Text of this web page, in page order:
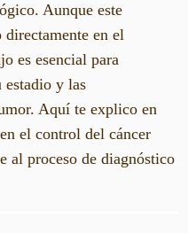
Aunque este
en el
es esencial para
estadio y las
Aquí te explico en
el control del cáncer
al proceso de diagnóstico